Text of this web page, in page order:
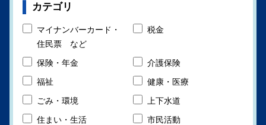
カテゴリ
マイナンバーカード・
住民票 など
税金
保険・年金 介護保険
福祉 健康・医療
ごみ・環境 上下水道
住まい・生活 市民活動